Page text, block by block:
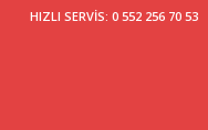
HIZLI SERVİS: 0 552 256 70 53